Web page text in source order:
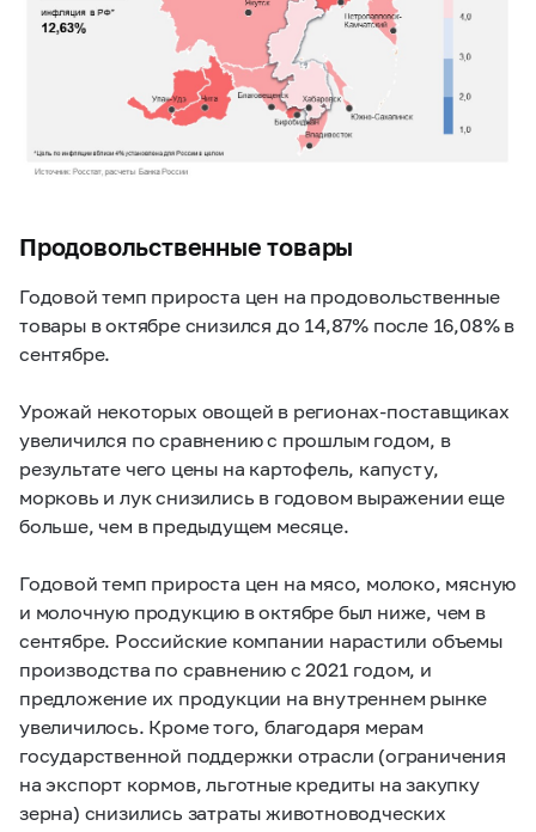
Продовольственные товары
Годовой темп прироста цен на продовольственные
товары в октябре снизился до 14,87% после 16,08% в
сентябре.
Урожай некоторых овощей в регионах-поставщиках
увеличился по сравнению с прошлым годом, в
результате чего цены на картофель, капусту,
морковь и лук снизились в годовом выражении еще
больше, чем в предыдущем месяце.
Годовой темп прироста цен на мясо, молоко, мясную
и молочную продукцию в октябре был ниже, чем в
сентябре. Российские компании нарастили объемы
производства по сравнению с 2021 годом, и
предложение их продукции на внутреннем рынке
увеличилось. Кроме того, благодаря мерам
государственной поддержки отрасли (ограничения
на экспорт кормов, льготные кредиты на закупку
зерна) снизились затраты животноводческих